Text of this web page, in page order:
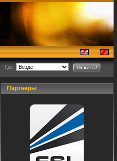
Где:
Партнеры